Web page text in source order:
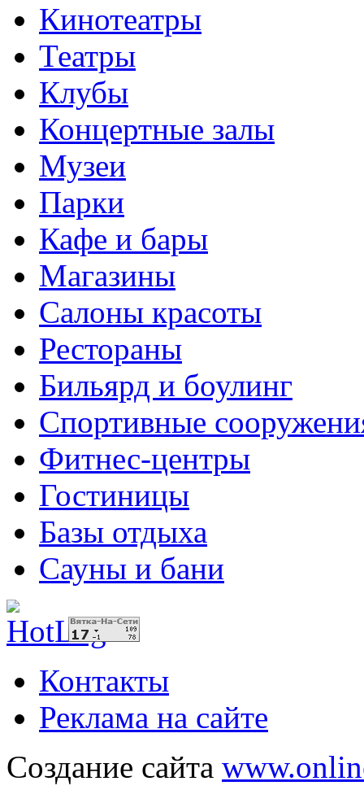
Кинотеатры
Театры
Клубы
Концертные залы
Музеи
Парки
Кафе и бары
Магазины
Салоны красоты
Рестораны
Бильярд и боулинг
Спортивные
Фитнес-центры
Гостиницы
Базы отдыха
Сауны и бани
Контакты
Реклама на сайте
Создание сайта